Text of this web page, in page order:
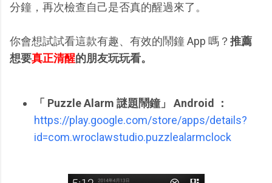
分鐘，再次檢查自己是否真的醒過來了。
你會想試試看這款有趣、有效的鬧鐘 App 嗎？ 推薦
想要真正清醒的朋友玩玩看。
「 Puzzle Alarm 謎題鬧鐘」 Android ：
https://play.google.com/store/apps/details?
id=com.wroclawstudio.puzzlealarmclock